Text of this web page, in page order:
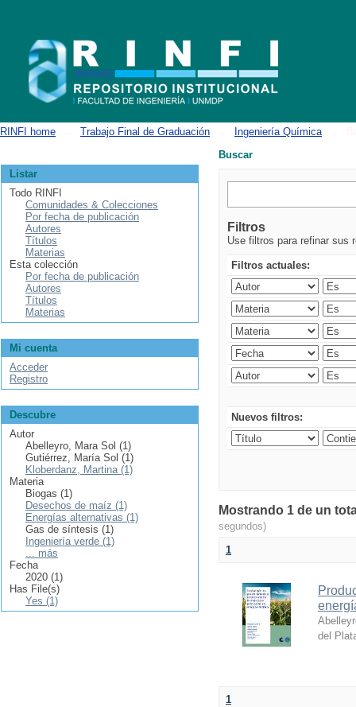
RINFI home Trabajo Final de Graduación Ingeniería Química
Buscar
Filtros
Use filtros para refinar sus
Filtros actuales:
Nuevos filtros:
Mostrando 1 de un
segundos)
1
del
1
Listar
Todo RINFI
Comunidades & Colecciones
Por fecha de publicación
Autores
Títulos
Materias
Esta colección
Por fecha de publicación
Autores
Títulos
Materias
Mi cuenta
Acceder
Registro
Descubre
Autor
Abelleyro, Mara Sol (1)
Gutiérrez, María Sol (1)
Kloberdanz, Martina (1)
Materia
Biogas (1)
Desechos de maíz (1)
Energías alternativas (1)
Gas de síntesis (1)
Ingeniería verde (1)
... más
Fecha
2020 (1)
Has File(s)
Yes (1)